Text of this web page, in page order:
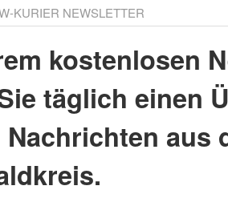
KURIER NEWSLETTER
kostenlosen
täglich einen
aus